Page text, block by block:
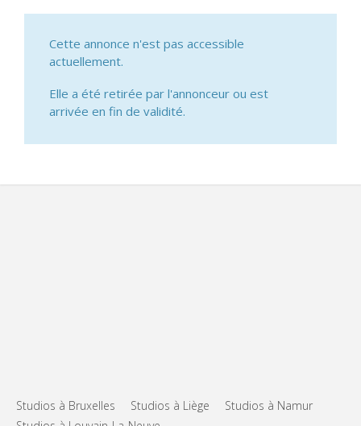
Cette annonce n'est pas accessible
actuellement.
Elle a été retirée par l'annonceur ou est
arrivée en fin de validité.
Studios à Bruxelles Studios à Liège
Studios à Namur